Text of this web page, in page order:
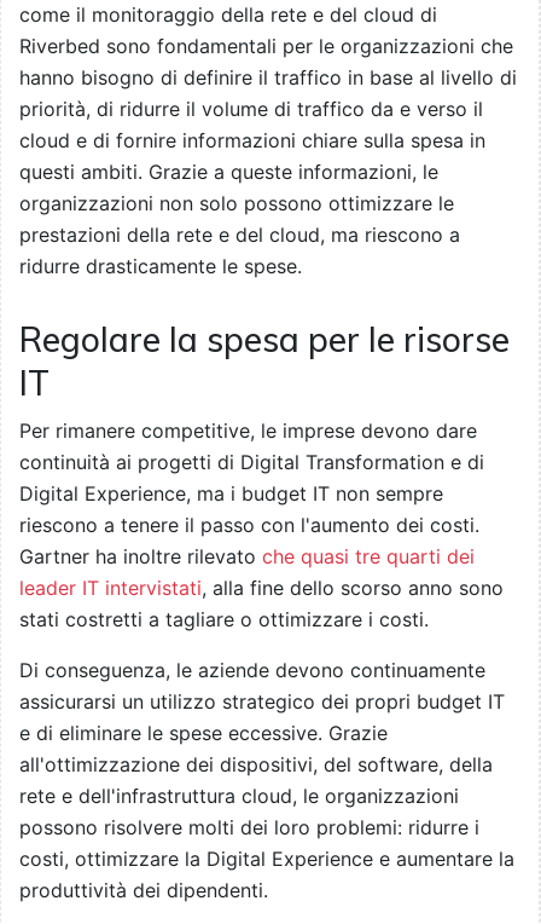
come il monitoraggio della rete e del cloud di
Riverbed sono fondamentali per le organizzazioni che
hanno bisogno di definire il traffico in base al livello di
priorità, di ridurre il volume di traffico da e verso il
cloud e di fornire informazioni chiare sulla spesa in
questi ambiti. Grazie a queste informazioni, le
organizzazioni non solo possono ottimizzare le
prestazioni della rete e del cloud, ma riescono a
ridurre drasticamente le spese.
Regolare la spesa per le risorse
IT
Per rimanere competitive, le imprese devono dare
continuità ai progetti di Digital Transformation e di
Digital Experience, ma i budget IT non sempre
riescono a tenere il passo con l'aumento dei costi.
Gartner ha inoltre rilevato che quasi tre quarti dei
leader IT intervistati, alla fine dello scorso anno sono
stati costretti a tagliare o ottimizzare i costi.
Di conseguenza, le aziende devono continuamente
assicurarsi un utilizzo strategico dei propri budget IT
e di eliminare le spese eccessive. Grazie
all'ottimizzazione dei dispositivi, del software, della
rete e dell'infrastruttura cloud, le organizzazioni
possono risolvere molti dei loro problemi: ridurre i
costi, ottimizzare la Digital Experience e aumentare la
produttività dei dipendenti.